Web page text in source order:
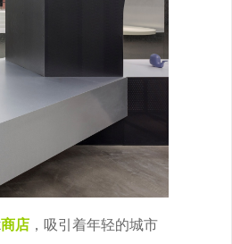
商店，吸引着年轻的城市